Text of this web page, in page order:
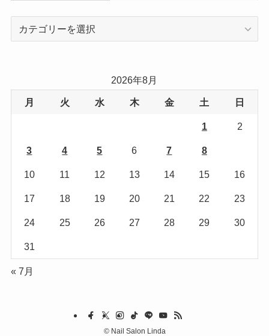
2026年8月
月 火 水 木 金 土 日
1 2
3 4 5 6 7 8
10 11 12 13 14 15 16
17 18 19 20 21 22 23
24 25 26 27 28 29 30
31
« 7月
©Nail Salon Linda